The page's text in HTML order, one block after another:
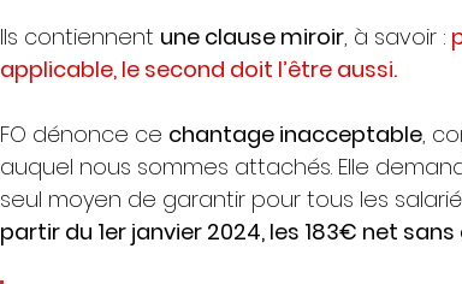
Ils contiennent une clause miroir, à savoir :
applicable, le second doit l’être aussi.
FO dénonce ce chantage inacceptable,
auquel nous sommes attachés. Elle
seul moyen de garantir pour tous les
partir du 1er janvier 2024, les 183€ net